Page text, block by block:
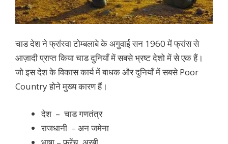
चाड देश ने फ्रांस्वा टोम्बलाबे के अगुवाई सन 1960 में फ्रांस से
आज़ादी प्राप्त किया चाड दुनियाँ में सबसे भ्रष्ट देशो में से एक हैं।
जो इस देश के विकास कार्य में बाधक और दुनियाँ में सबसे Poor
Country होने मुख्य कारण हैं।
देश – चाड गणतंत्र
राजधानी – अन जमेना